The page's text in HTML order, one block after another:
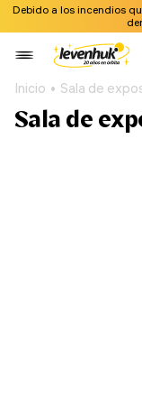
Debido a los incendios
Inicio Sala de
Sala de